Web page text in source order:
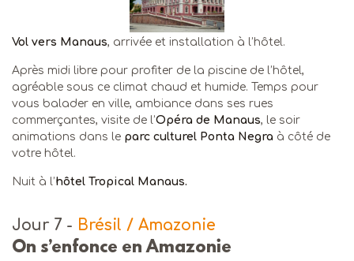
Vol vers Manaus, arrivée et installation à l’hôtel.
Après midi libre pour profiter de la piscine de l’hôtel,
agréable sous ce climat chaud et humide. Temps pour
vous balader en ville, ambiance dans ses rues
commerçantes, visite de l’Opéra de Manaus, le soir
animations dans le parc culturel Ponta Negra à côté de
votre hôtel.
Nuit à l’hôtel Tropical Manaus.
Jour 7 - Brésil / Amazonie
On s’enfonce en Amazonie